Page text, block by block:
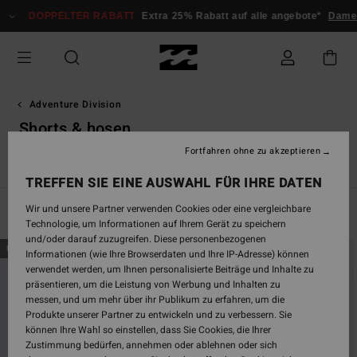
zur
Auswahl
springen
DOPPELTER RABATT Extra 25% Rabatt auf alle angebote* Damen
Adventure Division
Shorts & hosen
Filtern & Sortieren 12Ergebnisse
Direkt
zu
Filterkriterien
springen
Überspringen
und
filtern
BRANDNEU BRANDNEU
TREFFEN SIE EINE AUSWAHL FÜR IHRE DATEN
Wir und unsere Partner verwenden Cookies oder eine vergleichbare
Technologie, um Informationen auf Ihrem Gerät zu speichern
und/oder darauf zuzugreifen. Diese personenbezogenen
Informationen (wie Ihre Browserdaten und Ihre IP-Adresse) können
verwendet werden, um Ihnen personalisierte Beiträge und Inhalte zu
präsentieren, um die Leistung von Werbung und Inhalten zu
messen, und um mehr über ihr Publikum zu erfahren, um die
Produkte unserer Partner zu entwickeln und zu verbessern. Sie
können Ihre Wahl so einstellen, dass Sie Cookies, die Ihrer
Zustimmung bedürfen, annehmen oder ablehnen oder sich
Fortfahren ohne zu akzeptieren